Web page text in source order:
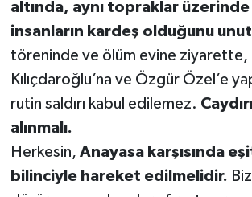
altında, aynı topraklar üzerinde
insanların kardeş olduğunu
töreninde ve ölüm evine ziyarette,
Kılıçdaroğlu’na ve Özgür Özel’e
rutin saldırı kabul edilemez.
alınmalı.
Herkesin, Anayasa karşısında
bilinciyle hareket edilmelidir.